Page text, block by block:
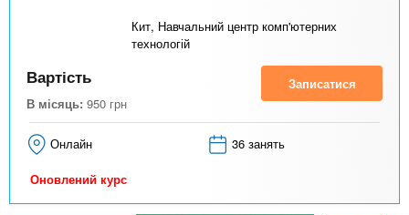
Кит, Навчальний центр комп'ютерних
технологій
Вартість
В місяць: 950 грн
Записатися
Онлайн 36 занять
Оновлений курс